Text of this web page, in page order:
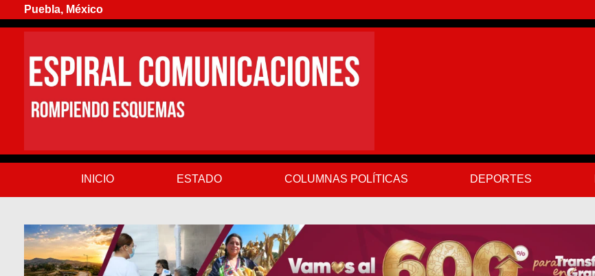
Puebla, México
INICIO ESTADO COLUMNAS POLÍTICAS DEPORTES